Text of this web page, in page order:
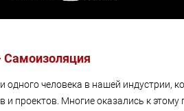
Самоизоляция
одного человека в нашей индустрии,
и проектов. Многие оказались к